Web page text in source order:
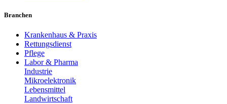
Branchen
Krankenhaus & Praxis
Rettungsdienst
Pflege
Labor & Pharma
Industrie
Mikroelektronik
Lebensmittel
Landwirtschaft